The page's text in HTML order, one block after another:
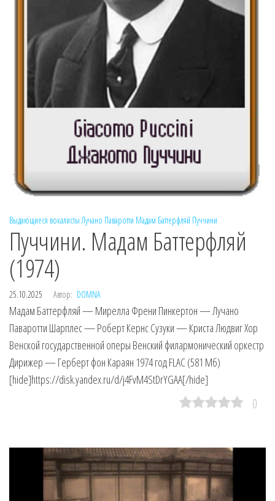
Выдающиеся вокалисты Лучано Паваротти Мадам Баттерфляй Пуччини
Пуччини. Мадам Баттерфляй
(1974)
25.10.2025 Автор: DOMNA
Мадам Баттерфляй — Мирелла Френи Пинкертон — Лучано
Паваротти Шарплес — Роберт Кернс Сузуки — Криста Людвиг Хор
Венской государственной оперы Венский филармонический оркестр
Дирижер — Герберт фон Караян 1974 год FLAC (581 Мб)
[hide]https://disk.yandex.ru/d/j4FvM4StDrYGAA[/hide]
0